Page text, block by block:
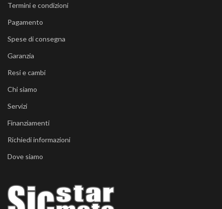
Termini e condizioni
Pagamento
Spese di consegna
Garanzia
Resi e cambi
Chi siamo
Servizi
Finanziamenti
Richiedi informazioni
Dove siamo